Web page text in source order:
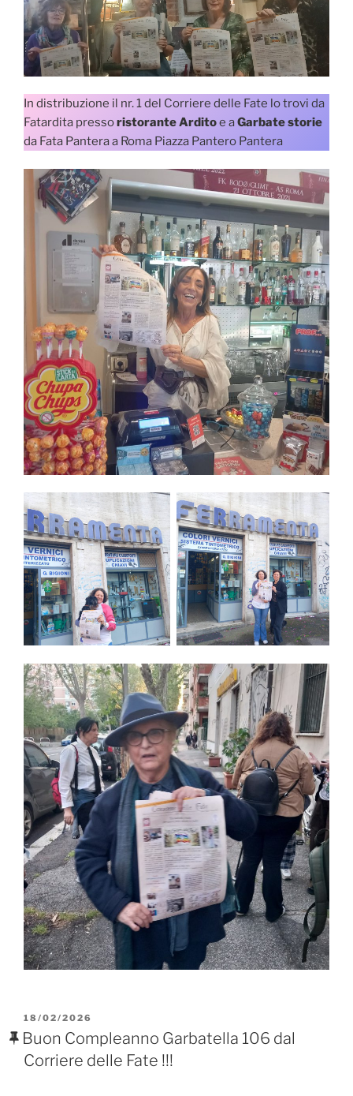
In distribuzione il nr. 1 del Corriere delle Fate lo trovi da
Fatardita pressoristorante Arditoe aGarbate storie
da Fata Pantera a Roma Piazza Pantero Pantera
PUBBLICATO
IL
18/02/2026
Buon Compleanno Garbatella 106 dal
Corriere delle Fate !!!